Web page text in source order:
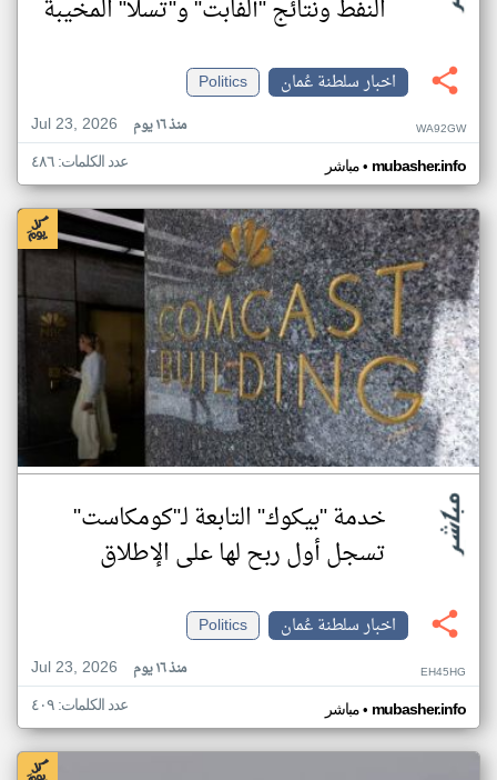
النفط ونتائج "ألفابت" و"تسلا" المخيبة
اخبار سلطنة عُمان
Politics
Jul 23, 2026
منذ ١٦ يوم WA92GW
مباشر• mubasher.info عدد الكلمات: ٤٨٦
خدمة "بيكوك" التابعة لـ"كومكاست"
تسجل أول ربح لها على الإطلاق
اخبار سلطنة عُمان
Politics
Jul 23, 2026
منذ ١٦ يوم EH45HG
مباشر• mubasher.info عدد الكلمات: ٤٠٩